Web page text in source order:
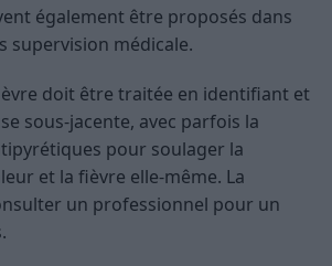
également être proposés dans
supervision médicale.
doit être traitée en identifiant et
sous-jacente, avec parfois la
pour soulager la
et la fièvre elle-même. La
un professionnel pour un